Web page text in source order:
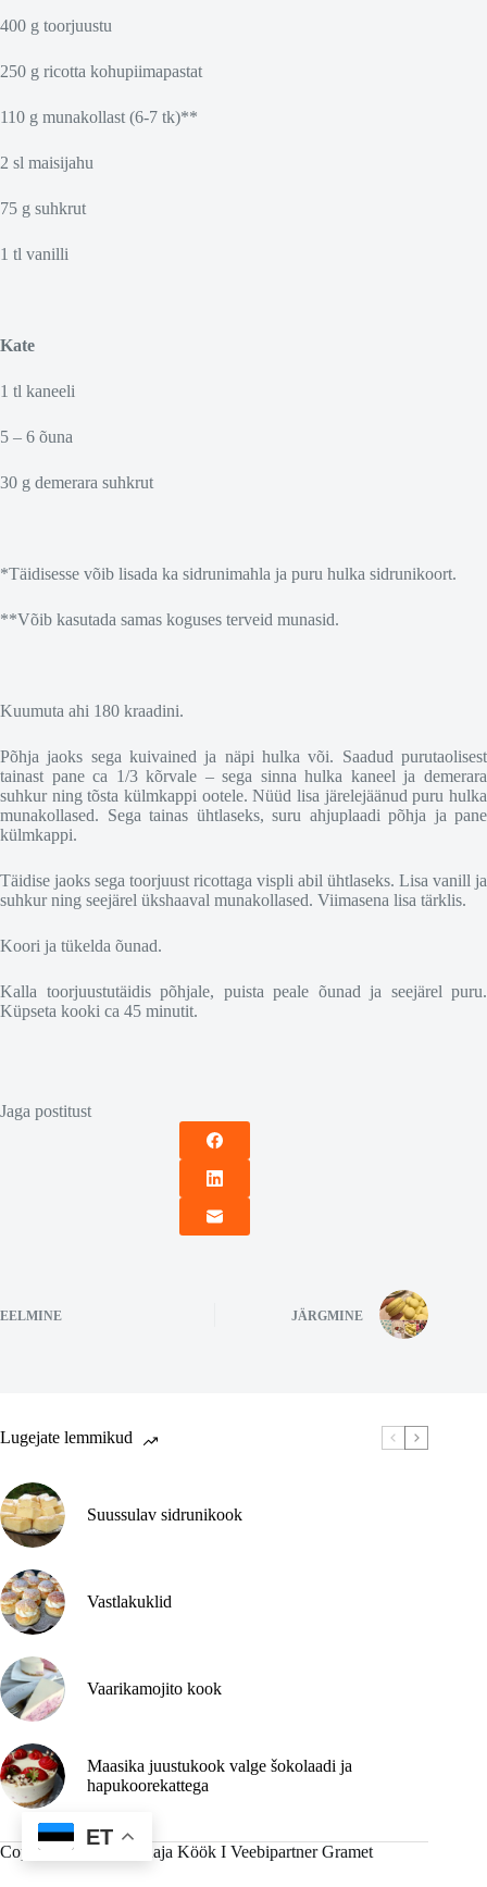
400 g toorjuustu
250 g ricotta kohupiimapastat
110 g munakollast (6-7 tk)**
2 sl maisijahu
75 g suhkrut
1 tl vanilli
Kate
1 tl kaneeli
5 – 6 õuna
30 g demerara suhkrut
*Täidisesse võib lisada ka sidrunimahla ja puru hulka sidrunikoort.
**Võib kasutada samas koguses terveid munasid.
Kuumuta ahi 180 kraadini.
Põhja jaoks sega kuivained ja näpi hulka või. Saadud purutaolisest
tainast pane ca 1/3 kõrvale – sega sinna hulka kaneel ja demerara
suhkur ning tõsta külmkappi ootele. Nüüd lisa järelejäänud puru hulka
munakollased. Sega tainas ühtlaseks, suru ahjuplaadi põhja ja pane
külmkappi.
Täidise jaoks sega toorjuust ricottaga vispli abil ühtlaseks. Lisa vanill ja
suhkur ning seejärel ükshaaval munakollased. Viimasena lisa tärklis.
Koori ja tükelda õunad.
Kalla toorjuustutäidis põhjale, puista peale õunad ja seejärel puru.
Küpseta kooki ca 45 minutit.
Jaga postitust
EELMINE JÄRGMINE
Lugejate lemmikud
Suussulav sidrunikook
Vastlakuklid
Vaarikamojito kook
Maasika juustukook valge šokolaadi ja
hapukoorekattega
Copyright © 2026 - Kaja Köök I Veebipartner Gramet
ET